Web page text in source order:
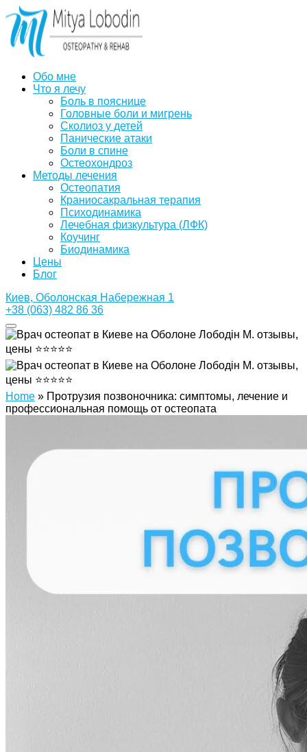
Обо мне
Что я лечу
Боль в пояснице
Головные боли и мигрень
Сколиоз у детей
Панические атаки
Боли в спине
Остеохондроз
Методы лечения
Остеопатия
Краниосакральная терапия
Психодинамика
Лечебная физкультура (ЛФК)
Коучинг
Биодинамика
Цены
Блог
Киев, Оболонская Набережная 1
+38 (063) 482 86 36
Home » Протрузия позвоночника: симптомы, лечение и
профессиональная помощь от остеопата